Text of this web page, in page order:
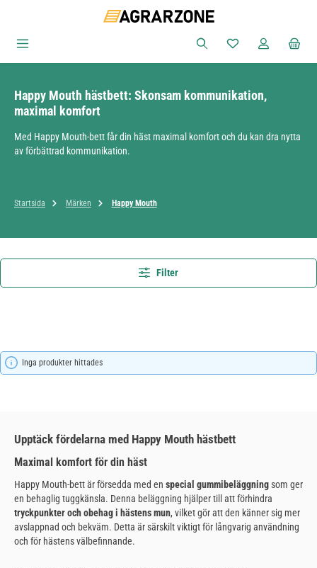
Du har 0 objekt i
Happy Mouth hästbett: Skonsam kommunikation,
maximal komfort
Med Happy Mouth-bett får din häst maximal komfort och du kan dra nytta
av förbättrad kommunikation.
Startsida Märken Happy Mouth
Filter
Inga produkter hittades
Upptäck fördelarna med Happy Mouth hästbett
Maximal komfort för din häst
Happy Mouth-bett är försedda med en special gummibeläggningsom ger
en behaglig tuggkänsla. Denna beläggning hjälper till att förhindra
tryckpunkter och obehag i hästens mun, vilket gör att den känner sig mer
avslappnad och bekväm. Detta är särskilt viktigt för långvarig användning
och för hästens välbefinnande.